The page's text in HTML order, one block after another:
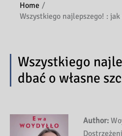
Home
Wszystkiego najlepszego! : jak
Wszystkiego
dbać o własne
Author: